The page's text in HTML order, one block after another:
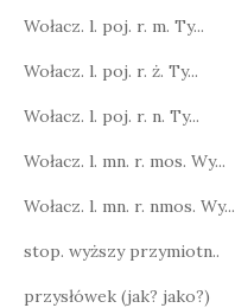
Wołacz. l. poj. r. m. Ty...
Wołacz. l. poj. r. ż. Ty...
Wołacz. l. poj. r. n. Ty...
Wołacz. l. mn. r. mos. Wy...
Wołacz. l. mn. r. nmos. Wy...
stop. wyższy przymiotn..
przysłówek (jak? jako?)